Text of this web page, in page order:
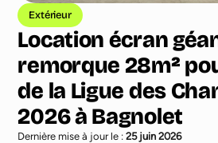
Extérieur
Location écran
remorque 28m²
de la Ligue des
2026 à Bagnolet
Dernière mise à jour le :25 juin 2026